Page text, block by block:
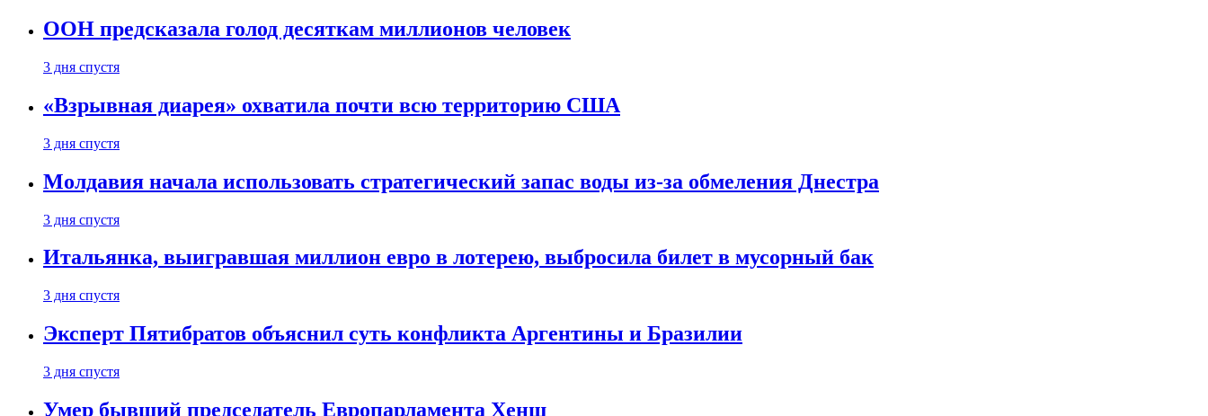
ООН предсказала голод десяткам миллионов человек
3 дня спустя
«Взрывная диарея» охватила почти всю территорию США
3 дня спустя
Молдавия начала использовать стратегический запас воды из-за обмеления Днестра
3 дня спустя
Итальянка, выигравшая миллион евро в лотерею, выбросила билет в мусорный бак
3 дня спустя
Эксперт Пятибратов объяснил суть конфликта Аргентины и Бразилии
3 дня спустя
Умер бывший председатель Европарламента Хенш